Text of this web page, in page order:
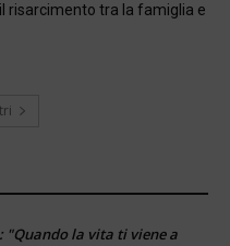
risarcimento tra la famiglia e
"Quando la vita ti viene a